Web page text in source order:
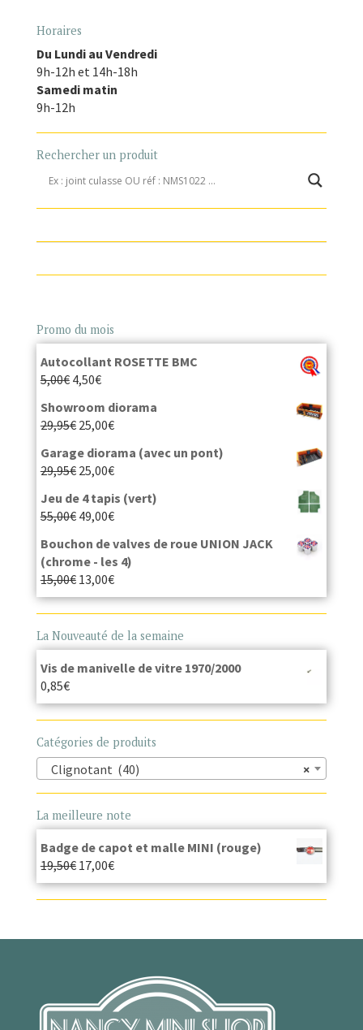
Horaires
Du Lundi au Vendredi
9h-12h et 14h-18h
Samedi matin
9h-12h
Rechercher un produit
Promo du mois
Autocollant ROSETTE BMC
5,00€ 4,50€
Showroom diorama
29,95€ 25,00€
Garage diorama (avec un pont)
29,95€ 25,00€
Jeu de 4 tapis (vert)
55,00€ 49,00€
Bouchon de valves de roue UNION JACK
(chrome - les 4)
15,00€ 13,00€
La Nouveauté de la semaine
Vis de manivelle de vitre 1970/2000
0,85€
Catégories de produits
×
Clignotant (40)
La meilleure note
Badge de capot et malle MINI (rouge)
19,50€ 17,00€